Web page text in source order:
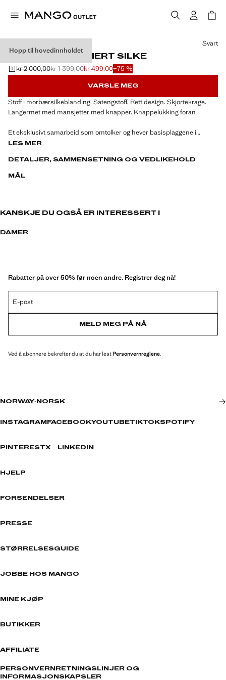
Hopp til hovedinnholdet
SKJORTE I SATINERT SILKE
Første pris strøket [kr 2 000,00 ]
kr 2 000,00
Andre pris strøket [kr 1 399,00 ]
kr 1 399,00
Gjeldende pris [kr 499,00 ]kr 499,00−75 %
Velg en farge
Svart
VARSLE MEG
Stoff i morbærsilkeblanding. Satengstoff. Rett design. Skjortekrage.
Langermet med mansjetter med knapper. Knappelukking foran
Et eksklusivt samarbeid som omtolker og hever basisplaggene i
garderoben. De dekonstruerte formene og materialer av topp kvalitet
vågal, og gjenspeiler den moderne kvinnens eklektiske og sofistikerte
identitet.
LES MER
DETALJER, SAMMENSETNING OG VEDLIKEHOLD
MÅL
KANSKJE DU OGSÅ ER INTERESSERT I
DAMER
Rabatter på over 50% før noen andre. Registrer deg nå!
E-post
MELD MEG PÅ NÅ
Ved å abonnere bekrefter du at du har lestPersonvernreglene.
NORWAY· NORSK
INSTAGRAM FACEBOOKYOUTUBETIKTOKSPOTIFY
PINTERESTX LINKEDIN
HJELP
FORSENDELSER
PRESSE
STØRRELSESGUIDE
JOBBE HOS MANGO
MINE KJØP
BUTIKKER
AFFILIATE
PERSONVERNRETNINGSLINJER OG
INFORMASJONSKAPSLER